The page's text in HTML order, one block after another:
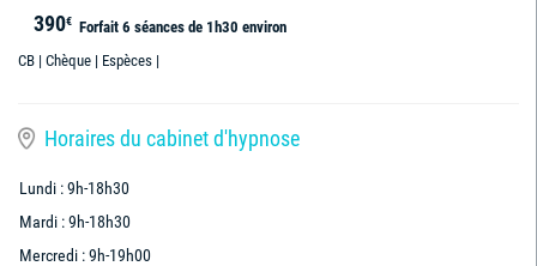
390€ Forfait 6 séances de 1h30 environ
CB | Chèque | Espèces |
Horaires du cabinet d'hypnose
Lundi : 9h-18h30
Mardi : 9h-18h30
Mercredi : 9h-19h00